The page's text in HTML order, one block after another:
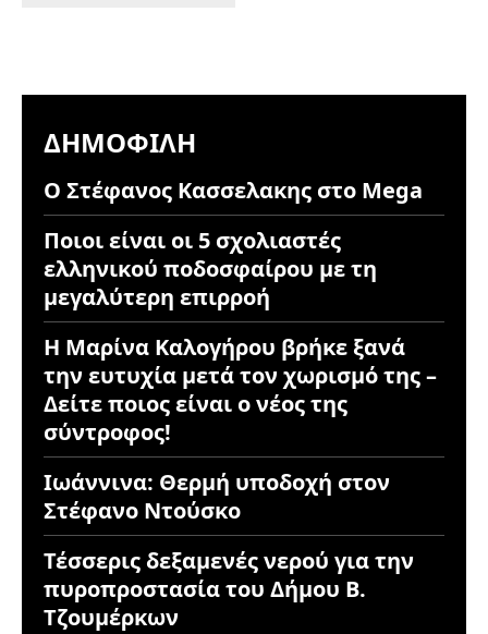
ΔΗΜΟΦΙΛΉ
Ο Στέφανος Κασσελακης στο Mega
Ποιοι είναι οι 5 σχολιαστές
ελληνικού ποδοσφαίρου με τη
μεγαλύτερη επιρροή
Η Μαρίνα Καλογήρου βρήκε ξανά
την ευτυχία μετά τον χωρισμό της –
Δείτε ποιος είναι ο νέος της
σύντροφος!
Ιωάννινα: Θερμή υποδοχή στον
Στέφανο Ντούσκο
Τέσσερις δεξαμενές νερού για την
πυροπροστασία του Δήμου Β.
Τζουμέρκων